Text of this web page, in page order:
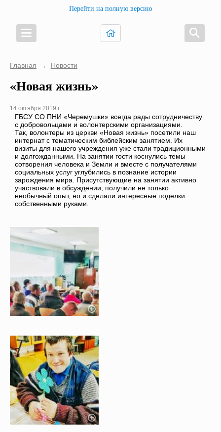
Перейти на полную версию
Главная → Новости
«Новая жизнь»
14 октября 2019 г.
ГБСУ СО ПНИ «Черемушки» всегда рады сотрудничеству
с добровольцами и волонтерскими организациями.
Так, волонтеры из церкви «Новая жизнь» посетили наш
интернат с тематическим библейским занятием. Их
визиты для нашего учреждения уже стали традиционными
и долгожданными. На занятии гости коснулись темы
сотворения человека и Земли и вместе с получателями
социальных услуг углубились в познание истории
зарождения мира. Присутствующие на занятии активно
участвовали в обсуждении, получили не только
необычный опыт, но и сделали интересные поделки
собственными руками.